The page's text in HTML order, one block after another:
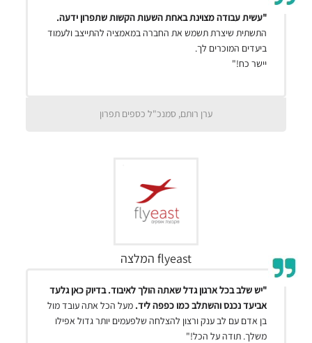
"עשית עבודה מצוינת באחת השעות הקשות שתפרון ידעה.
התשתית שיצרת תשמש את החברה במאמציה להתייצב ולעמוד
ביעדים המוכרים לך.
יישר כח!"
ערן רותם, סמנכ"ל כספים תפרון
flyeast המלצה
"יש שלב בכל ארגון גדל שאתה הולך לאיבוד. בדיוק כאן גלעד
אביעד נכנס והשתלב כמו כפפה ליד. מעל הכל אתה עובד מול
בן אדם עם לב ענק ורצון להצלחה שלפעמים יותר גדול אפילו
משלך. תודה על הכל!"